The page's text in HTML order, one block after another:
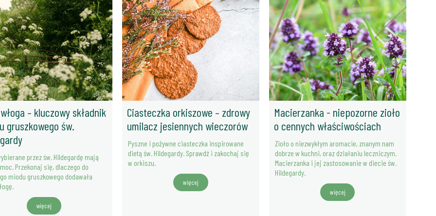
– kluczowy składnik
gruszkowego św.
przez św. Hildegardę mają
Przekonaj się, dlaczego do
miodu gruszkowego dodawała
więcej
Ciasteczka orkiszowe – zdrowy
umilacz jesiennych wieczorów
Pyszne i pożywne ciasteczka inspirowane
dietą św. Hildegardy. Sprawdź i zakochaj się
w orkiszu.
więcej
Macierzanka - niepozorne zioło
o cennych właściwościach
Zioło o niezwykłym aromacie, znanym nam
dobrze w kuchni, oraz działaniu leczniczym.
Macierzanka i jej zastosowanie w diecie św.
Hildegardy.
więcej